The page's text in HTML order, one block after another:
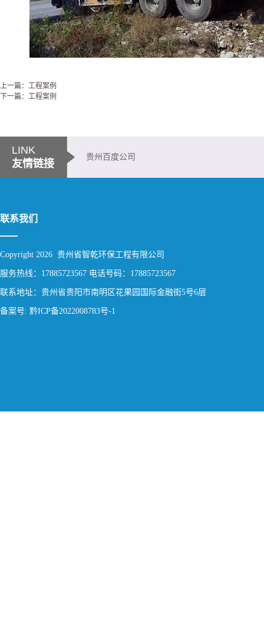
上一篇：工程案例
下一篇：工程案例
LINK
友情链接
贵州百度公司
联系我们
Copyright 2026 贵州省智乾环保工程有限公司
服务热线：17885723567 电话号码：17885723567
联系地址：贵州省贵阳市南明区花果园国际金融街5号6层
备案号: 黔ICP备2022008783号-1